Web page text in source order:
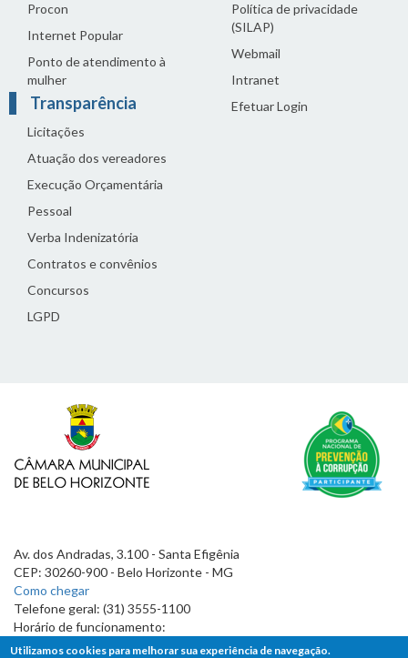
Procon
Internet Popular
Ponto de atendimento à
mulher
Transparência
Licitações
Atuação dos vereadores
Execução Orçamentária
Pessoal
Verba Indenizatória
Contratos e convênios
Concursos
LGPD
Política de privacidade
(SILAP)
Webmail
Intranet
Efetuar Login
Av. dos Andradas, 3.100 - Santa Efigênia
CEP: 30260-900 - Belo Horizonte - MG
Como chegar
Telefone geral: (31) 3555-1100
Horário de funcionamento:
7h às 19h
Utilizamos cookies para melhorar sua experiência de navegação.